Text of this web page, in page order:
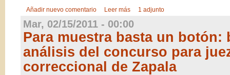
Añadir nuevo comentario Leer más 1 adjunto
Mar, 02/15/2011 - 00:00
Para muestra basta un botón:
análisis del concurso para
correccional de Zapala